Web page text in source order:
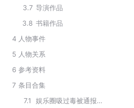
3.7 导演作品
3.8 书籍作品
4 人物事件
5 人物关系
6 参考资料
7 条目合集
7.1
娱乐圈吸过毒被通报的明星